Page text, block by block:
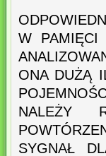
W PAMIĘCI
ONA DUŻĄ
NALEŻY
SYGNAŁ